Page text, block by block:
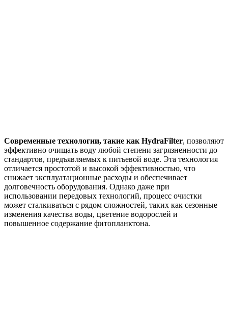
Современные технологии, такие как HydraFilter, позволяют
эффективно очищать воду любой степени загрязненности до
стандартов, предъявляемых к питьевой воде. Эта технология
отличается простотой и высокой эффективностью, что
снижает эксплуатационные расходы и обеспечивает
долговечность оборудования. Однако даже при
использовании передовых технологий, процесс очистки
может сталкиваться с рядом сложностей, таких как сезонные
изменения качества воды, цветение водорослей и
повышенное содержание фитопланктона.